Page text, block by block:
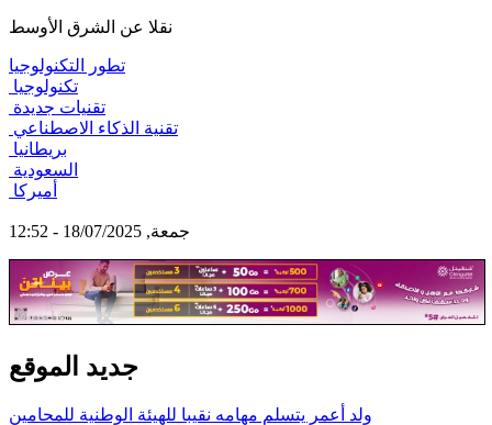
نقلا عن الشرق الأوسط
تطور التكنولوجيا
تكنولوجيا
تقنيات جديدة
تقنية الذكاء الاصطناعي
بريطانيا
السعودية
أميركا
جمعة, 18/07/2025 - 12:52
جديد الموقع
ولد أعمر يتسلم مهامه نقيبا للهيئة الوطنية للمحامين